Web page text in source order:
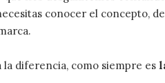
conocer el concepto,
la diferencia, como siempre es